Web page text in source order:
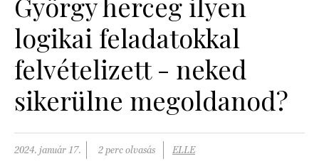
SZÉPSÉG
KULTÚRA
PSZICHÉ
PÁRKAPCSOLAT
logikai feladatokkal
felvételizett - neked
sikerülne megoldanod?
2024. január 17. 2 perc olvasás ELLE